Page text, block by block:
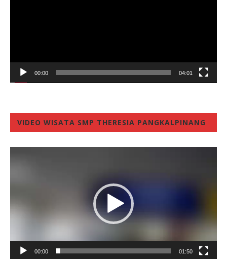
00:00 04:01
VIDEO WISATA SMP THERESIA PANGKALPINANG
00:00 01:50